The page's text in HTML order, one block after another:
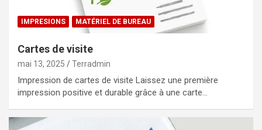
IMPRESIONS MATÉRIEL DE BUREAU
Cartes de visite
mai 13, 2025 Terradmin
Impression de cartes de visite Laissez une première
impression positive et durable grâce à une carte…